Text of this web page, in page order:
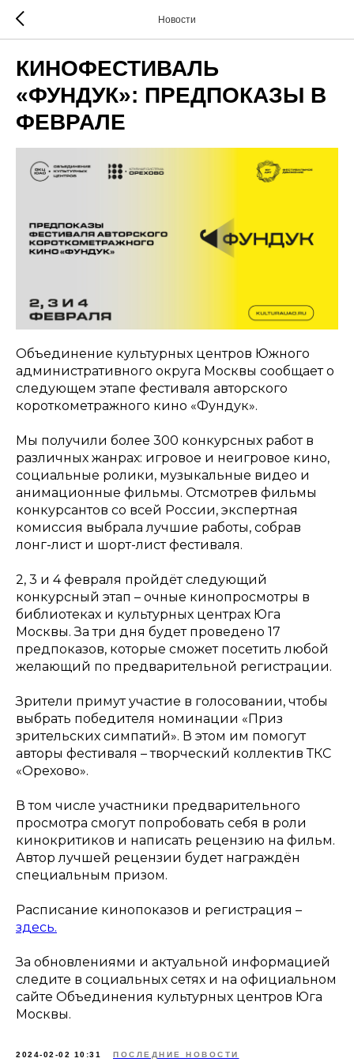
Новости
КИНОФЕСТИВАЛЬ
«ФУНДУК»: ПРЕДПОКАЗЫ В
ФЕВРАЛЕ
Объединение культурных центров Южного
административного округа Москвы сообщает о
следующем этапе фестиваля авторского
короткометражного кино «Фундук».
Мы получили более 300 конкурсных работ в
различных жанрах: игровое и неигровое кино,
социальные ролики, музыкальные видео и
анимационные фильмы. Отсмотрев фильмы
конкурсантов со всей России, экспертная
комиссия выбрала лучшие работы, собрав
лонг-лист и шорт-лист фестиваля.
2, 3 и 4 февраля пройдёт следующий
конкурсный этап – очные кинопросмотры в
библиотеках и культурных центрах Юга
Москвы. За три дня будет проведено 17
предпоказов, которые сможет посетить любой
желающий по предварительной регистрации.
Зрители примут участие в голосовании, чтобы
выбрать победителя номинации «Приз
зрительских симпатий». В этом им помогут
авторы фестиваля – творческий коллектив ТКС
«Орехово».
В том числе участники предварительного
просмотра смогут попробовать себя в роли
кинокритиков и написать рецензию на фильм.
Автор лучшей рецензии будет награждён
специальным призом.
Расписание кинопоказов и регистрация –
здесь.
За обновлениями и актуальной информацией
следите в социальных сетях и на официальном
сайте Объединения культурных центров Юга
Москвы.
2024-02-02 10:31 ПОСЛЕДНИЕ НОВОСТИ